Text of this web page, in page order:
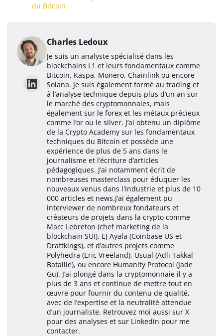
du Bitcoin
Charles Ledoux
Je suis un analyste spécialisé dans les
blockchains L1 et leurs fondamentaux comme
Bitcoin, Kaspa, Monero, Chainlink ou encore
Solana. Je suis également formé au trading et
à l’analyse technique depuis plus d’un an sur
le marché des cryptomonnaies, mais
également sur le forex et les métaux précieux
comme l’or ou le silver. J’ai obtenu un diplôme
de la Crypto Academy sur les fondamentaux
techniques du Bitcoin et possède une
expérience de plus de 5 ans dans le
journalisme et l’écriture d’articles
pédagogiques. J’ai notamment écrit de
nombreuses masterclass pour éduquer les
nouveaux venus dans l'industrie et plus de 10
000 articles et news.J’ai également pu
interviewer de nombreux fondateurs et
créateurs de projets dans la crypto comme
Marc Lebreton (chef marketing de la
blockchain SUI), EJ Ayala (Coinbase US et
Draftkings), et d’autres projets comme
Polyhedra (Eric Vreeland), Usual (Adli Takkal
Bataille), ou encore Humanity Protocol (Jade
Gu). J’ai plongé dans la cryptomonnaie il y a
plus de 3 ans et continue de mettre tout en
œuvre pour fournir du contenu de qualité,
avec de l’expertise et la neutralité attendue
d’un journaliste. Retrouvez moi aussi sur X
pour des analyses et sur Linkedin pour me
contacter.